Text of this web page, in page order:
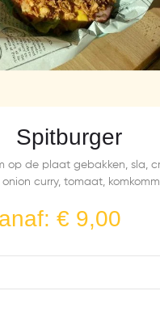
Spitburger
op de plaat gebakken, sla,
curry, tomaat,
€ 9,00